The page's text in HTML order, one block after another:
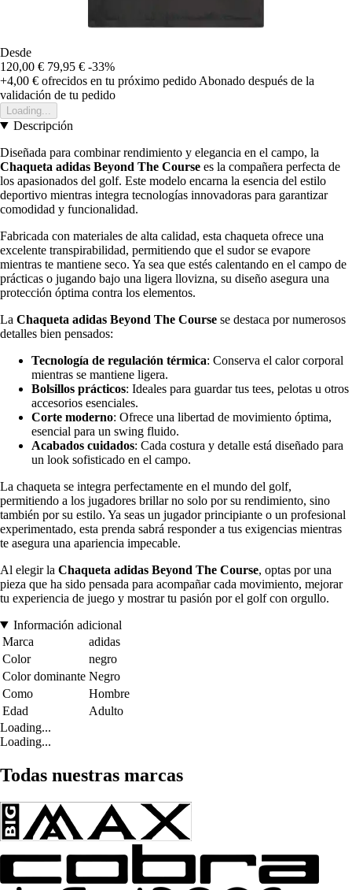
Desde
120,00 € 79,95 € -33%
+4,00 € ofrecidos en tu próximo pedido Abonado después de la
validación de tu pedido
Loading...
Descripción
Diseñada para combinar rendimiento y elegancia en el campo, la
Chaqueta adidas Beyond The Course es la compañera perfecta de
los apasionados del golf. Este modelo encarna la esencia del estilo
deportivo mientras integra tecnologías innovadoras para garantizar
comodidad y funcionalidad.
Fabricada con materiales de alta calidad, esta chaqueta ofrece una
excelente transpirabilidad, permitiendo que el sudor se evapore
mientras te mantiene seco. Ya sea que estés calentando en el campo de
prácticas o jugando bajo una ligera llovizna, su diseño asegura una
protección óptima contra los elementos.
La Chaqueta adidas Beyond The Course se destaca por numerosos
detalles bien pensados:
Tecnología de regulación térmica: Conserva el calor corporal
mientras se mantiene ligera.
Bolsillos prácticos: Ideales para guardar tus tees, pelotas u otros
accesorios esenciales.
Corte moderno: Ofrece una libertad de movimiento óptima,
esencial para un swing fluido.
Acabados cuidados: Cada costura y detalle está diseñado para
un look sofisticado en el campo.
La chaqueta se integra perfectamente en el mundo del golf,
permitiendo a los jugadores brillar no solo por su rendimiento, sino
también por su estilo. Ya seas un jugador principiante o un profesional
experimentado, esta prenda sabrá responder a tus exigencias mientras
te asegura una apariencia impecable.
Al elegir la Chaqueta adidas Beyond The Course, optas por una
pieza que ha sido pensada para acompañar cada movimiento, mejorar
tu experiencia de juego y mostrar tu pasión por el golf con orgullo.
Información adicional
Marca
adidas
Color
negro
Color dominante Negro
Como
Hombre
Edad
Adulto
Loading...
Loading...
Todas nuestras marcas